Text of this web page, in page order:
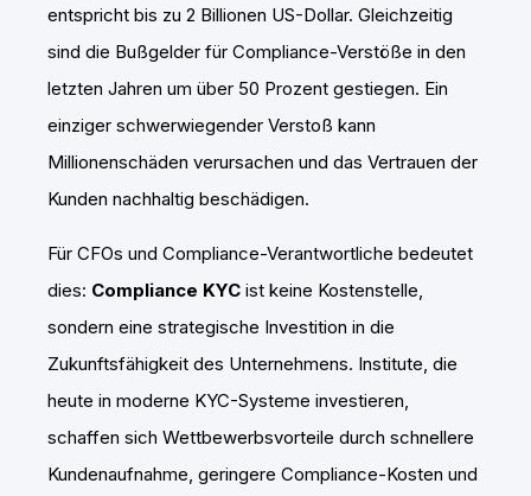
entspricht bis zu 2 Billionen US-Dollar. Gleichzeitig
sind die Bußgelder für Compliance-Verstöße in den
letzten Jahren um über 50 Prozent gestiegen. Ein
einziger schwerwiegender Verstoß kann
Millionenschäden verursachen und das Vertrauen der
Kunden nachhaltig beschädigen.
Für CFOs und Compliance-Verantwortliche bedeutet
dies: Compliance KYC ist keine Kostenstelle,
sondern eine strategische Investition in die
Zukunftsfähigkeit des Unternehmens. Institute, die
heute in moderne KYC-Systeme investieren,
schaffen sich Wettbewerbsvorteile durch schnellere
Kundenaufnahme, geringere Compliance-Kosten und